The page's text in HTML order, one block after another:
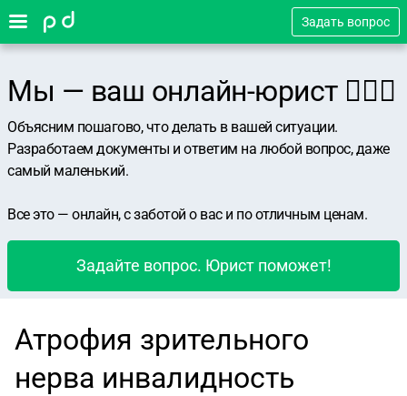
Задать вопрос
Мы — ваш онлайн-юрист 👨🏻‍⚖️
Объясним пошагово, что делать в вашей ситуации.
Разработаем документы и ответим на любой вопрос, даже
самый маленький.
Все это — онлайн, с заботой о вас и по отличным ценам.
Задайте вопрос. Юрист поможет!
Атрофия зрительного
нерва инвалидность